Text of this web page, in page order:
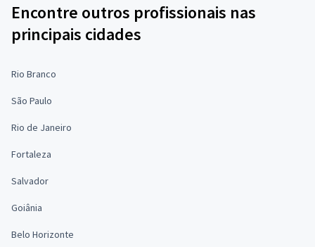
Encontre outros profissionais nas
principais cidades
Rio Branco
São Paulo
Rio de Janeiro
Fortaleza
Salvador
Goiânia
Belo Horizonte